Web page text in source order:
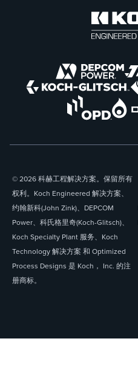
© 2026 科赫工程解决方案。保留所有
权利。Koch Engineered 解决方案、
约翰新科(John Zink)、DEPCOM
Power、科氏格里奇(Koch-Glitsch)、
Koch Specialty Plant 服务、Koch
Technology 解决方案 和 Optimized
Process Designs 是 Koch， Inc. 的注
册商标。